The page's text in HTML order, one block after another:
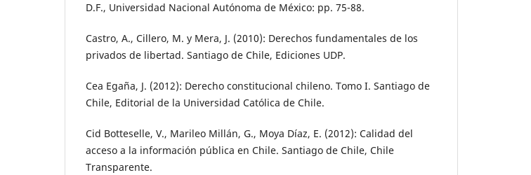
D.F., Universidad Nacional Autónoma de México: pp. 75-88.
Castro, A., Cillero, M. y Mera, J. (2010): Derechos fundamentales de los
privados de libertad. Santiago de Chile, Ediciones UDP.
Cea Egaña, J. (2012): Derecho constitucional chileno. Tomo I. Santiago de
Chile, Editorial de la Universidad Católica de Chile.
Cid Botteselle, V., Marileo Millán, G., Moya Díaz, E. (2012): Calidad del
acceso a la información pública en Chile. Santiago de Chile, Chile
Transparente.